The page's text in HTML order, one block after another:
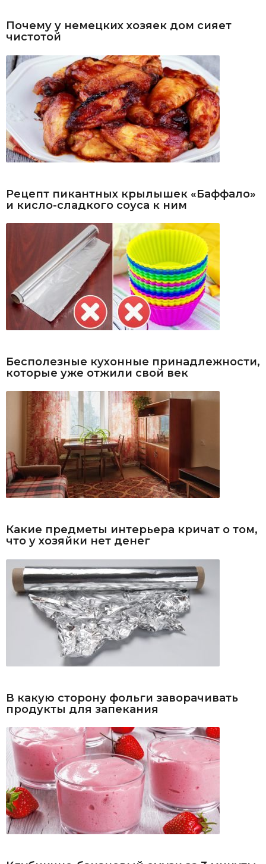
Почему у немецких хозяек дом сияет
чистотой
Рецепт пикантных крылышек «Баффало»
и кисло-сладкого соуса к ним
Бесполезные кухонные принадлежности,
которые уже отжили свой век
Какие предметы интерьера кричат о том,
что у хозяйки нет денег
В какую сторону фольги заворачивать
продукты для запекания